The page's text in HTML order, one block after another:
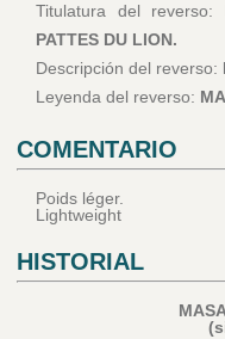
Titulatura del reverso:
PATTES DU LION.
Descripción del reverso:
Leyenda del reverso:
COMENTARIO
Poids léger.
Lightweight
HISTORIAL